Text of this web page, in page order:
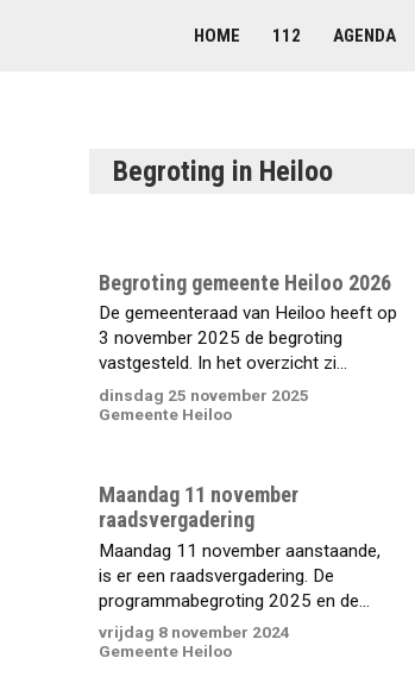
HOME 112 AGENDA
Begroting in Heiloo
Begroting gemeente Heiloo 2026
De gemeenteraad van Heiloo heeft op
3 november 2025 de begroting
vastgesteld. In het overzicht zi...
dinsdag 25 november 2025
Gemeente Heiloo
Maandag 11 november
raadsvergadering
Maandag 11 november aanstaande,
is er een raadsvergadering. De
programmabegroting 2025 en de...
vrijdag 8 november 2024
Gemeente Heiloo